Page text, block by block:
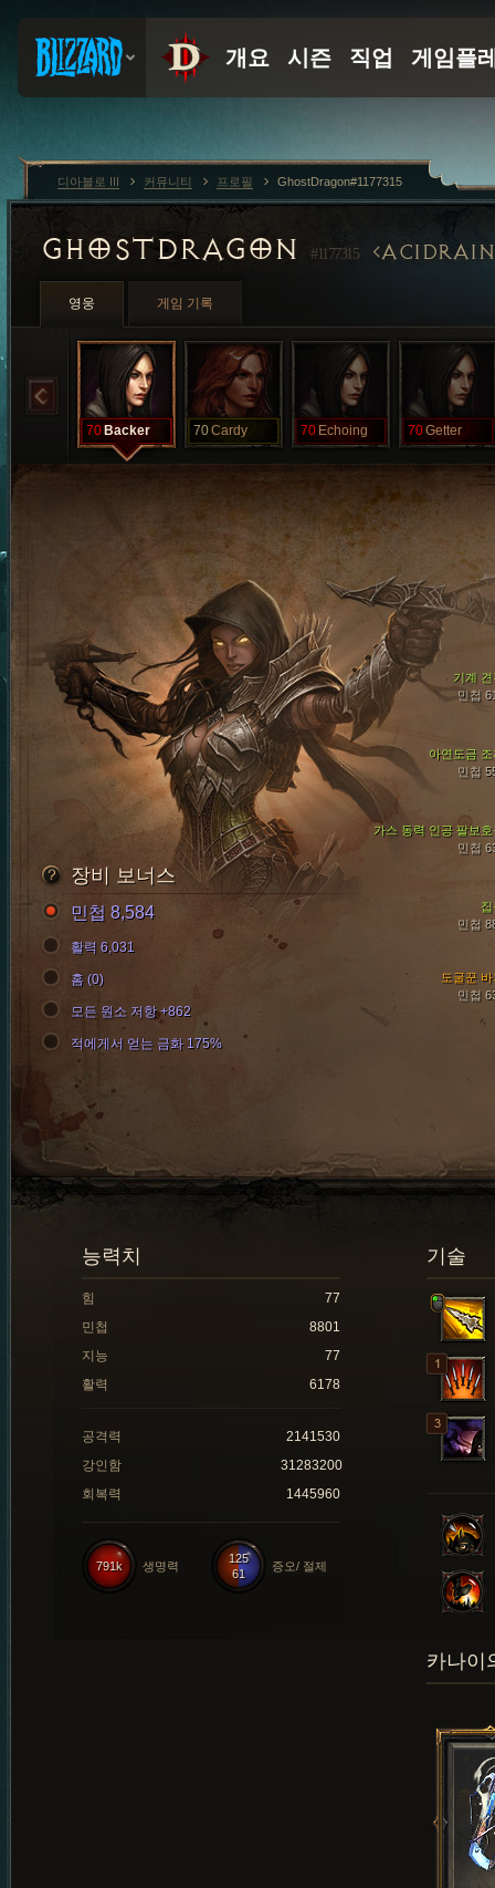
GHOSTDRAGON #1177315 ACIDRAIN
영웅 게임 기록
70 Backer 70Cardy 70 Echoing 70Getter
아연도금 조
민첩
가스 동력 인공 팔보호
민첩
기계 견
민첩
도굴꾼
민첩
민첩
장비 보너스
민첩 8,584
활력 6,031
홈 (0)
모든 원소 저항 +862
적에게서 얻는 금화 175%
기술
능력치
힘
77
민첩
8801
지능
77
활력
6178
공격력
2141530
강인함
31283200
회복력
1445960
125
61
증오/ 절제
791k 생명력
카나이
디아블로 III 커뮤니티 프로필 GhostDragon#1177315